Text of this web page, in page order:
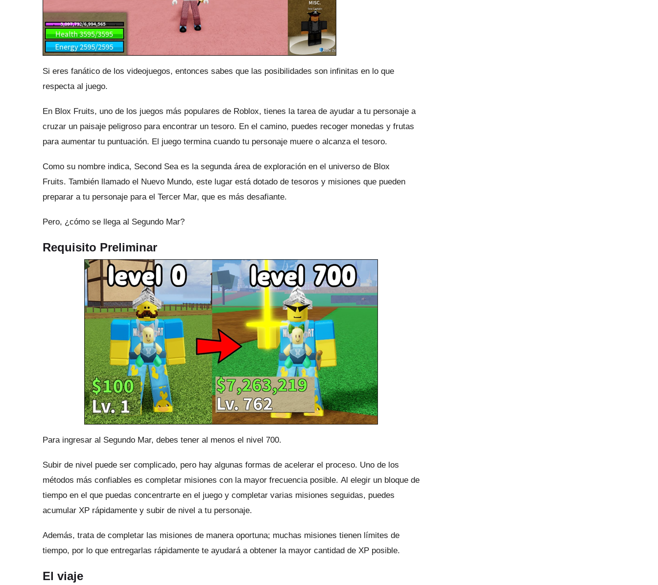
Si eres fanático de los videojuegos, entonces sabes que las posibilidades son infinitas en lo que
respecta al juego.
En Blox Fruits, uno de los juegos más populares de Roblox, tienes la tarea de ayudar a tu personaje a
cruzar un paisaje peligroso para encontrar un tesoro. En el camino, puedes recoger monedas y frutas
para aumentar tu puntuación. El juego termina cuando tu personaje muere o alcanza el tesoro.
Como su nombre indica, Second Sea es la segunda área de exploración en el universo de Blox
Fruits. También llamado el Nuevo Mundo, este lugar está dotado de tesoros y misiones que pueden
preparar a tu personaje para el Tercer Mar, que es más desafiante.
Pero, ¿cómo se llega al Segundo Mar?
Requisito Preliminar
Para ingresar al Segundo Mar, debes tener al menos el nivel 700.
Subir de nivel puede ser complicado, pero hay algunas formas de acelerar el proceso. Uno de los
métodos más confiables es completar misiones con la mayor frecuencia posible. Al elegir un bloque de
tiempo en el que puedas concentrarte en el juego y completar varias misiones seguidas, puedes
acumular XP rápidamente y subir de nivel a tu personaje.
Además, trata de completar las misiones de manera oportuna; muchas misiones tienen límites de
tiempo, por lo que entregarlas rápidamente te ayudará a obtener la mayor cantidad de XP posible.
El viaje